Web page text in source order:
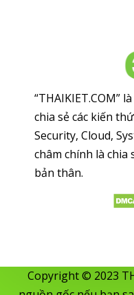
“THAIKIET.COM”
chia sẻ các kiến
Security, Cloud,
châm chính là chia
bản thân.
Copyright © 2023